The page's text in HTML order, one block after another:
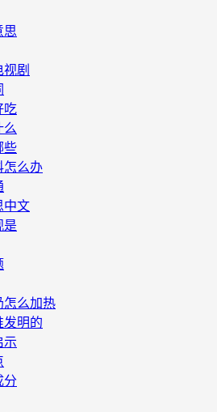
思
剧
吃
么
些
怎么办
中文
是
怎么加热
发明的
示
分